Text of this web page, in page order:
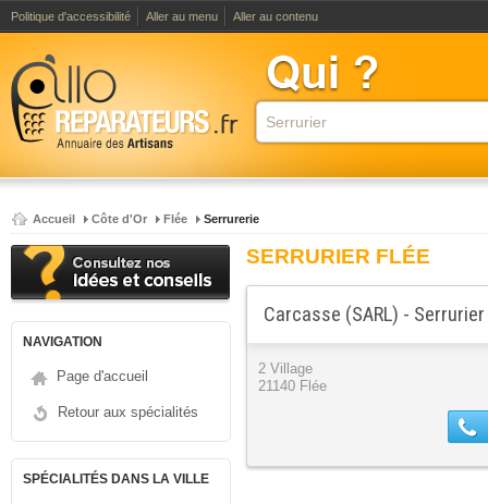
Politique d'accessibilité Aller au menu Aller au contenu
Accueil Côte d'Or Flée Serrurerie
NAVIGATION
Page d'accueil
Retour aux spécialités
SPÉCIALITÉS DANS LA VILLE
SERRURIER FLÉE
Carcasse (SARL) - Serrurier
2 Village
21140 Flée